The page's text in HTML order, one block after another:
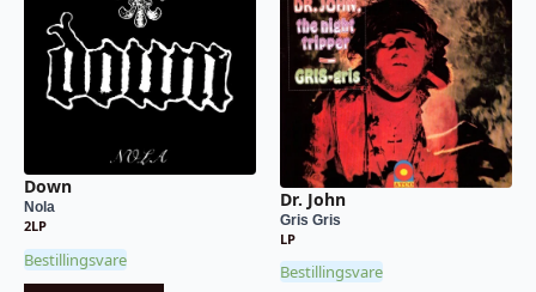
Down
Nola
2LP
Bestillingsvare
Dr. John
Gris Gris
LP
Bestillingsvare